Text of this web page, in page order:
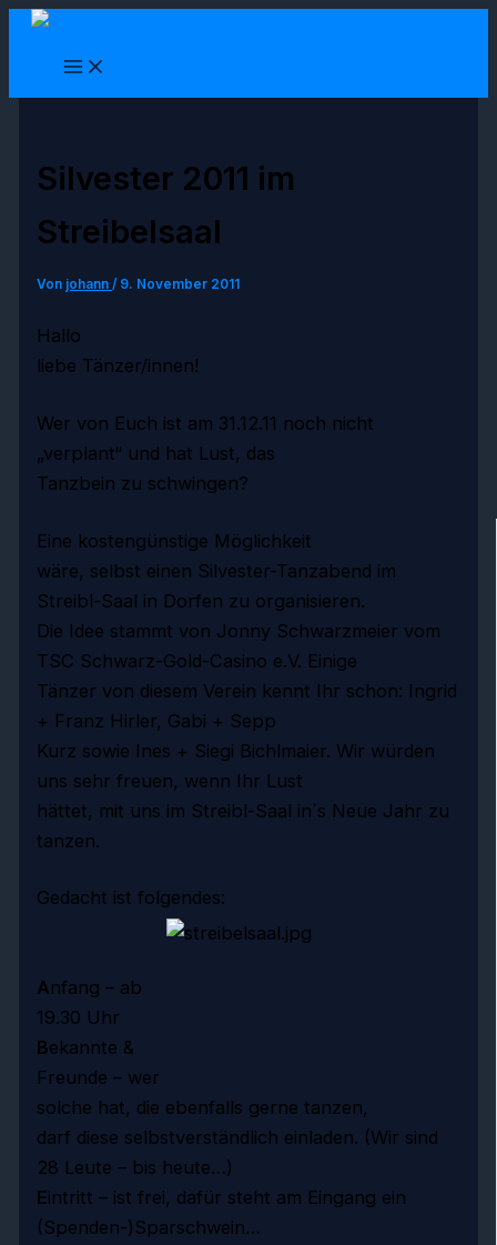
Zum
Silvester 2011 im
Streibelsaal
Von johann/ 9. November 2011
Hallo
liebe Tänzer/innen!
Wer von Euch ist am 31.12.11 noch nicht
„verplant“ und hat Lust, das
Tanzbein zu schwingen?
Eine kostengünstige Möglichkeit
wäre, selbst einen Silvester-Tanzabend im
Streibl-Saal in Dorfen zu organisieren.
Die Idee stammt von Jonny Schwarzmeier vom
TSC Schwarz-Gold-Casino e.V. Einige
Tänzer von diesem Verein kennt Ihr schon: Ingrid
+ Franz Hirler, Gabi + Sepp
Kurz sowie Ines + Siegi Bichlmaier. Wir würden
uns sehr freuen, wenn Ihr Lust
hättet, mit uns im Streibl-Saal in´s Neue Jahr zu
tanzen.
Gedacht ist folgendes:
Anfang – ab
19.30 Uhr
Bekannte &
Freunde – wer
solche hat, die ebenfalls gerne tanzen,
darf diese selbstverständlich einladen. (Wir sind
28 Leute – bis heute…)
Eintritt – ist frei, dafür steht am Eingang ein
(Spenden-)Sparschwein…